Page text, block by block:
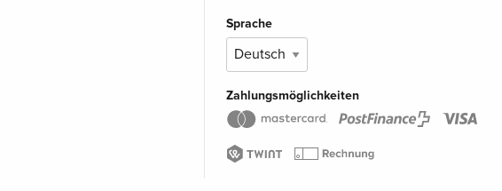
Sprache
Zahlungsmöglichkeiten